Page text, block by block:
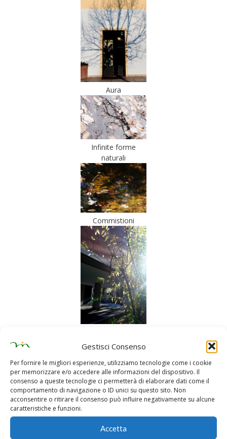
Gestisci Consenso
Per fornire le migliori esperienze, utilizziamo tecnologie come i cookie
per memorizzare e/o accedere alle informazioni del dispositivo. Il
consenso a queste tecnologie ci permetterà di elaborare dati come il
comportamento di navigazione o ID unici su questo sito. Non
acconsentire o ritirare il consenso può influire negativamente su alcune
caratteristiche e funzioni.
Accetta
Aura
Infinite forme
naturali
Commistioni
Lago Santo (MO)